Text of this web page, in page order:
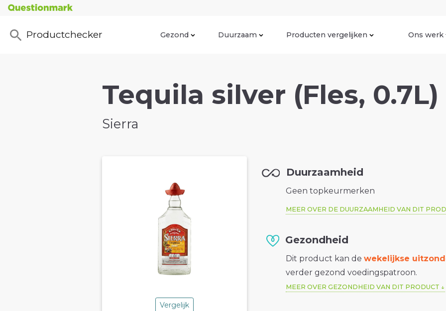
Productchecker Gezond Duurzaam Producten vergelijken Ons werk
Tequila silver (Fles, 0.7L)
Sierra
Vergelijk
Duurzaamheid
Geen topkeurmerken
MEER OVER DE DUURZAAMHEID VAN DIT
Gezondheid
Dit product kan dewekelijkse
verder gezond voedingspatroon.
MEER OVER GEZONDHEID VAN DIT PRODUCT